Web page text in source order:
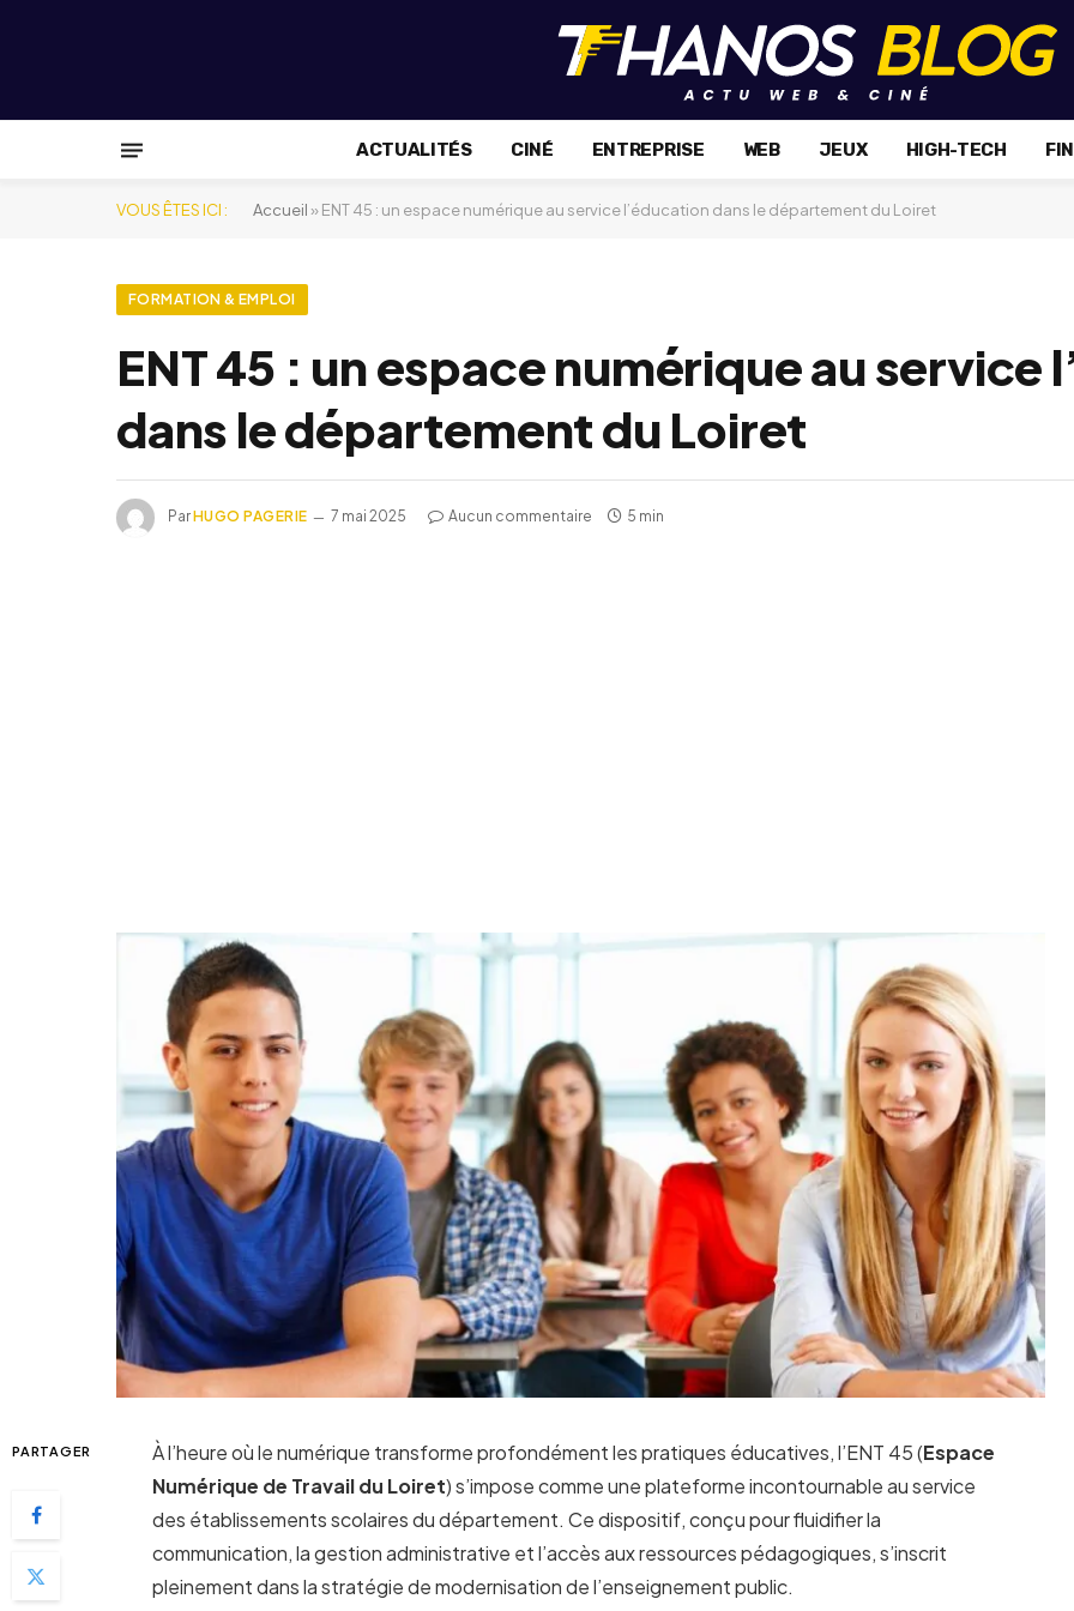
ACTUALITÉS CINÉ ENTREPRISE WEB JEUX HIGH-TECH
VOUS ÊTES ICI : Accueil »ENT 45 : un espace numérique au service l’éducation dans le département du Loiret
FORMATION & EMPLOI
ENT 45 : un espace numérique au service
dans le département du Loiret
ParHUGO PAGERIE 7 mai 2025 Aucun commentaire 5 min
PARTAGER À l’heure où le numérique transforme profondément les pratiques éducatives, l’ENT 45 (Espace
Numérique de Travail du Loiret) s’impose comme une plateforme incontournable au service
des établissements scolaires du département. Ce dispositif, conçu pour fluidifier la
communication, la gestion administrative et l’accès aux ressources pédagogiques, s’inscrit
pleinement dans la stratégie de modernisation de l’enseignement public.